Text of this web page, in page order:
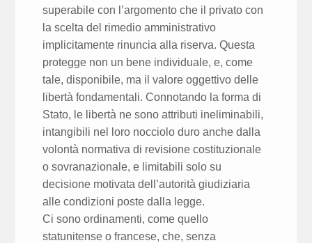
superabile con l’argomento che il privato con
la scelta del rimedio amministrativo
implicitamente rinuncia alla riserva. Questa
protegge non un bene individuale, e, come
tale, disponibile, ma il valore oggettivo delle
libertà fondamentali. Connotando la forma di
Stato, le libertà ne sono attributi ineliminabili,
intangibili nel loro nocciolo duro anche dalla
volontà normativa di revisione costituzionale
o sovranazionale, e limitabili solo su
decisione motivata dell’autorità giudiziaria
alle condizioni poste dalla legge.
Ci sono ordinamenti, come quello
statunitense o francese, che, senza